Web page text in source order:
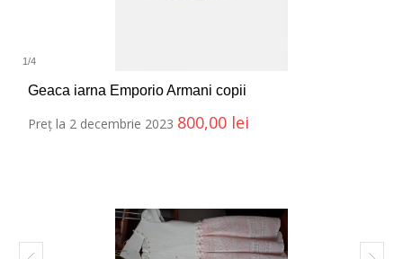
1/4
Geaca iarna Emporio Armani copii
Preț la 2 decembrie 2023 800,00 lei